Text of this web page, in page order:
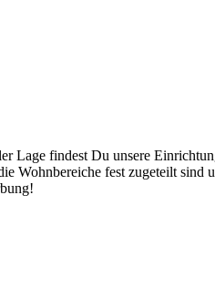
findest Du unsere
Wohnbereiche fest zugeteilt